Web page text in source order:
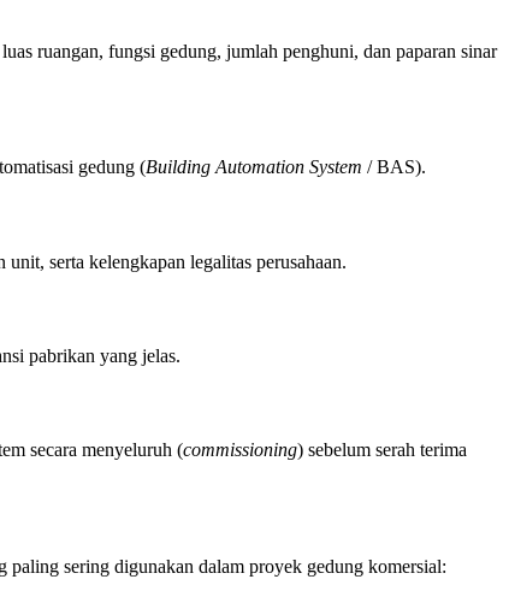
ruangan, fungsi gedung, jumlah penghuni, dan paparan sinar
gedung (Building Automation System / BAS).
serta kelengkapan legalitas perusahaan.
pabrikan yang jelas.
secara menyeluruh (commissioning) sebelum serah terima
sering digunakan dalam proyek gedung komersial: